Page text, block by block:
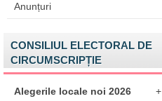
Anunțuri
CONSILIUL ELECTORAL DE
CIRCUMSCRIPȚIE
Alegerile locale noi 2026 +